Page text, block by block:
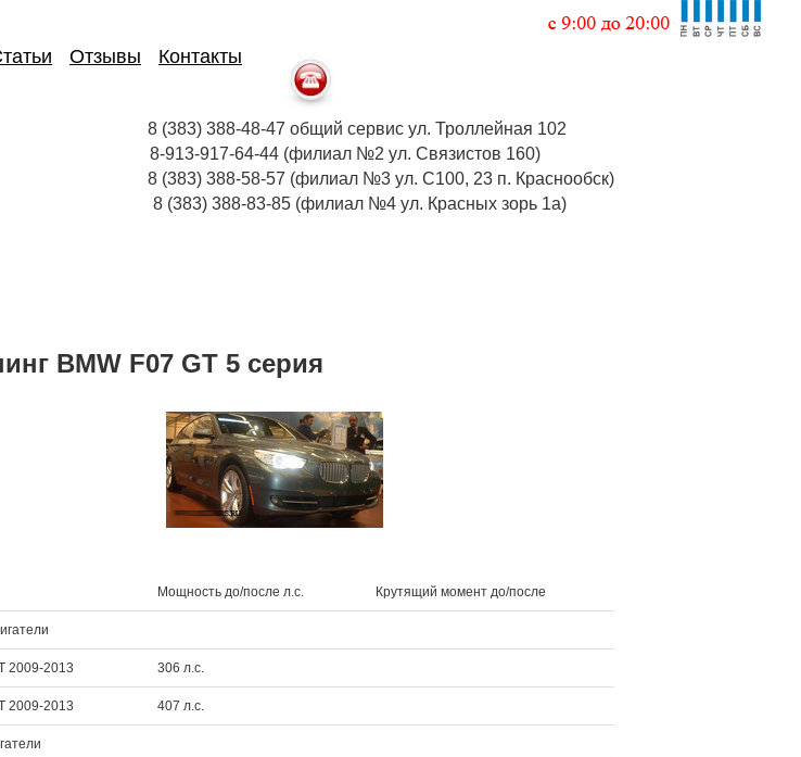
Отзывы Контакты
8 (383) 388-48-47 общий сервис ул. Троллейная 102
8-913-917-64-44 (филиал №2 ул. Связистов 160)
8 (383) 388-58-57 (филиал №3 ул. С100, 23 п. Краснообск)
8 (383) 388-83-85 (филиал №4 ул. Красных зорь 1а)
BMW F07 GT 5 серия
Мощность до/после л.с. Крутящий момент до/после
2009-2013 306 л.с.
2009-2013 407 л.с.